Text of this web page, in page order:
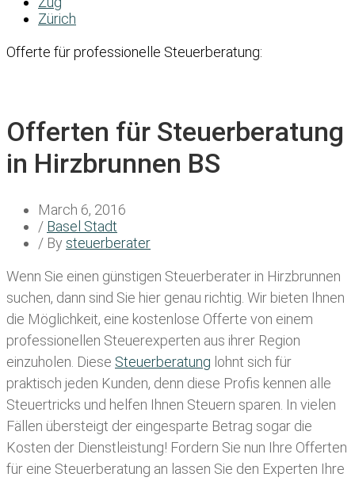
Zürich
Offerte für professionelle Steuerberatung:
Offerten für Steuerberatung
in Hirzbrunnen BS
March 6, 2016
/ Basel Stadt
/ By steuerberater
Wenn Sie einen günstigen Steuerberater in Hirzbrunnen
suchen, dann sind Sie hier genau richtig. Wir bieten Ihnen
die Möglichkeit, eine kostenlose Offerte von einem
professionellen Steuerexperten aus ihrer Region
einzuholen. Diese Steuerberatung lohnt sich für
praktisch jeden Kunden, denn diese Profis kennen alle
Steuertricks und helfen Ihnen Steuern sparen. In vielen
Fällen übersteigt der eingesparte Betrag sogar die
Kosten der Dienstleistung! Fordern Sie nun Ihre Offerten
für eine Steuerberatung an lassen Sie den Experten Ihre